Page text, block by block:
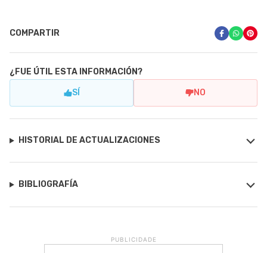
COMPARTIR
¿FUE ÚTIL ESTA INFORMACIÓN?
SÍ NO
HISTORIAL DE ACTUALIZACIONES
BIBLIOGRAFÍA
PUBLICIDADE